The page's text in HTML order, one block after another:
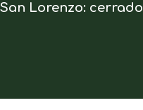
Lorenzo: cerrado